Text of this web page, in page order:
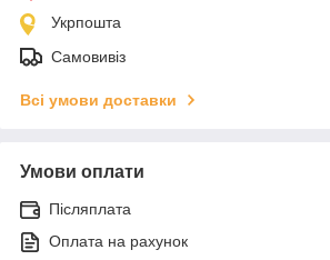
Укрпошта
Самовивіз
Всі умови доставки
Умови оплати
Післяплата
Оплата на рахунок